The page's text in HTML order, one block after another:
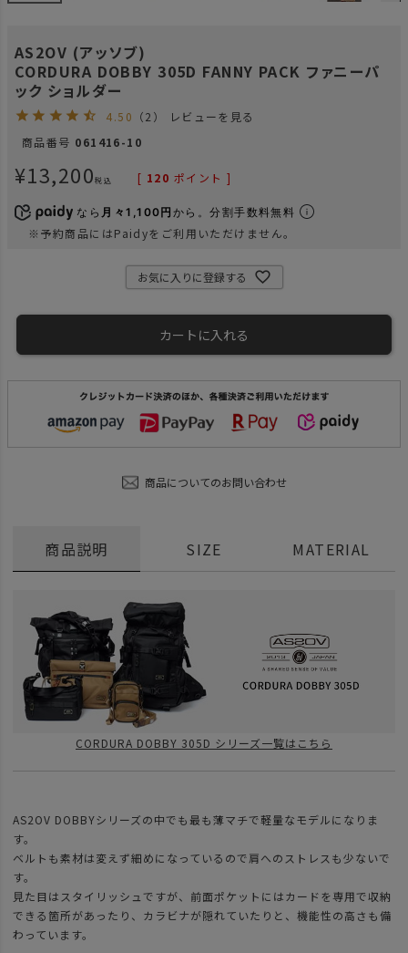
AS2OV (アッソブ)
CORDURA DOBBY 305D FANNY PACK ファニーパ
ック ショルダー
4.50 （2）
レビューを見る
商品番号 061416-10
¥13,200税込 [ 120 ポイント ]
なら 月々1,100円 から。分割手数料無料
※予約商品にはPaidyをご利用いただけません。
お気に入りに登録する
カートに入れる
商品についてのお問い合わせ
商品説明
CORDURA DOBBY 305D シリーズ一覧はこちら
AS2OV DOBBYシリーズの中でも最も薄マチで軽量なモデルになりま
す。
ベルトも素材は変えず細めになっているので肩へのストレスも少ないで
す。
見た目はスタイリッシュですが、前面ポケットにはカードを専用で収納
できる箇所があったり、カラビナが隠れていたりと、機能性の高さも備
わっています。
SIZE MATERIAL